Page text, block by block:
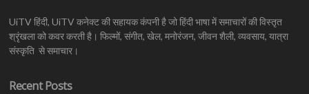
UiTV हिंदी, UiTV कनेक्ट की सहायक कंपनी है जो हिंदी भाषा में समाचारों की विस्तृत
श्रृंखला को कवर करती है। फिल्मों, संगीत, खेल, मनोरंजन, जीवन शैली, व्यवसाय, यात्रा
संस्कृति से समाचार।
Recent Posts